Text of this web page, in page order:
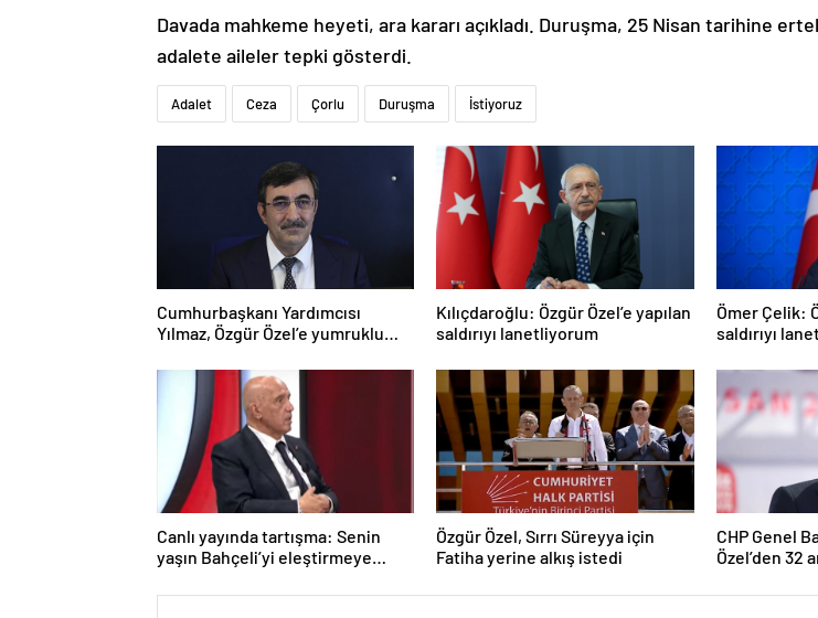
Davada mahkeme heyeti, ara kararı açıkladı. Duruşma, 25 Nisan tarihine
adalete aileler tepki gösterdi.
Adalet Ceza Çorlu Duruşma İstiyoruz
Cumhurbaşkanı Yardımcısı
Yılmaz, Özgür Özel’e yumruklu
Kılıçdaroğlu: Özgür Özel’e yapılan
saldırıyı lanetliyorum
Ömer Çelik:
saldırıyı
Canlı yayında tartışma: Senin
yaşın Bahçeli’yi eleştirmeye
Özgür Özel, Sırrı Süreyya için
Fatiha yerine alkış istedi
CHP Genel
Özel’den 32